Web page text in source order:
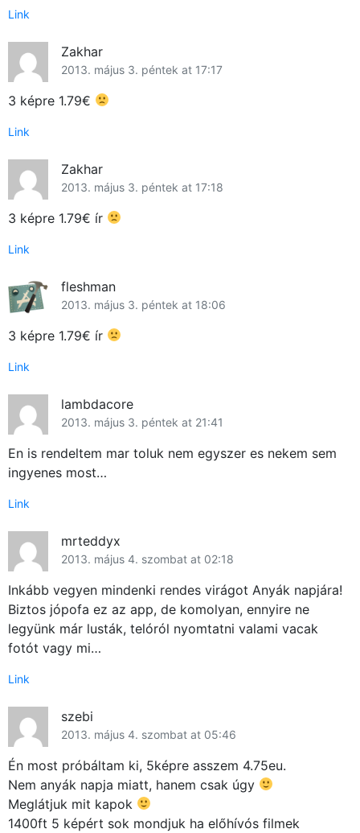
Link
Zakhar
2013. május 3. péntek at 17:17
3 képre 1.79€
Link
Zakhar
2013. május 3. péntek at 17:18
3 képre 1.79€ ír
Link
fleshman
2013. május 3. péntek at 18:06
3 képre 1.79€ ír
Link
lambdacore
2013. május 3. péntek at 21:41
En is rendeltem mar toluk nem egyszer es nekem sem
ingyenes most…
Link
mrteddyx
2013. május 4. szombat at 02:18
Inkább vegyen mindenki rendes virágot Anyák napjára!
Biztos jópofa ez az app, de komolyan, ennyire ne
legyünk már lusták, telóról nyomtatni valami vacak
fotót vagy mi…
Link
szebi
2013. május 4. szombat at 05:46
Én most próbáltam ki, 5képre asszem 4.75eu.
Nem anyák napja miatt, hanem csak úgy
Meglátjuk mit kapok
1400ft 5 képért sok mondjuk ha előhívós filmek